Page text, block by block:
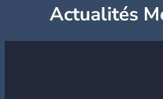
Actualités